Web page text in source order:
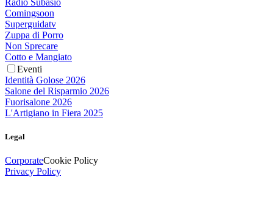
Comingsoon
Superguidatv
Zuppa di Porro
Non Sprecare
Cotto e Mangiato
Eventi
Identità Golose 2026
Salone del Risparmio 2026
Fuorisalone 2026
L'Artigiano in Fiera 2025
Legal
CorporateCookie Policy
Privacy Policy